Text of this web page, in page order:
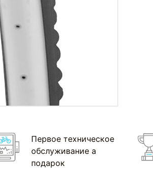
Первое техническое
обслуживание а
подарок